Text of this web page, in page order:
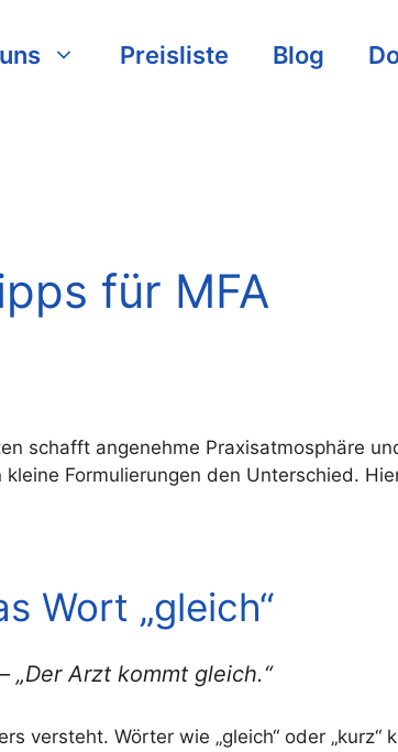
Preisliste Blog
für MFA
schafft angenehme Praxisatmosphäre
Formulierungen den Unterschied.
Wort „gleich“
„Der Arzt kommt gleich.“
versteht. Wörter wie „gleich“ oder „kurz“